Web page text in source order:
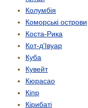
Колумбія
Коморські острови
Коста-Рика
Кот-д'Івуар
Куба
Кувейт
Кюрасао
Кіпр
Кірибаті